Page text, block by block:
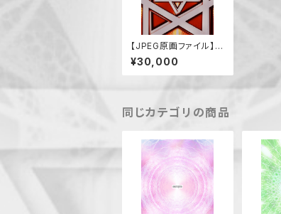
【JPEG原画ファイル】母
性（女性性と男性性の
結合）
¥30,000
同じカテゴリの商品